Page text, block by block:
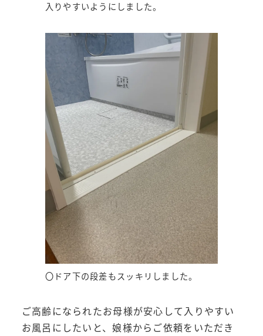
入りやすいようにしました。
〇ドア下の段差もスッキリしました。
ご高齢になられたお母様が安心して入りやすい
お風呂にしたいと、娘様からご依頼をいただき